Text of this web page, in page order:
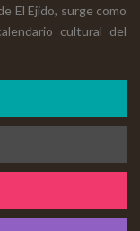
El Ejido, surge como
cultural del